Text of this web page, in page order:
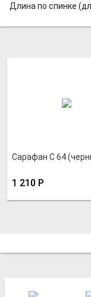
Длина по спинке
Сарафан С 64
1 210 Р